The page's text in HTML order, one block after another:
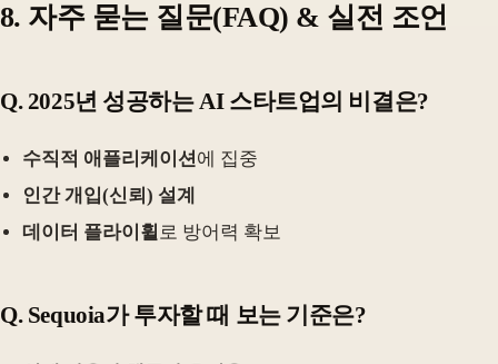
8. 자주 묻는 질문(FAQ) & 실전 조언
Q. 2025년 성공하는 AI 스타트업의 비결은?
수직적 애플리케이션 에 집중
인간 개입(신뢰) 설계
데이터 플라이휠 로 방어력 확보
Q. Sequoia가 투자할 때 보는 기준은?